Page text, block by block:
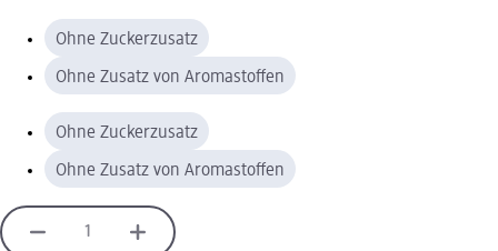
Ohne Zuckerzusatz
Ohne Zusatz von Aromastoffen
Ohne Zuckerzusatz
Ohne Zusatz von Aromastoffen